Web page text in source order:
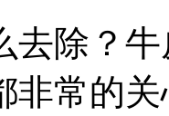
去除？
非常的